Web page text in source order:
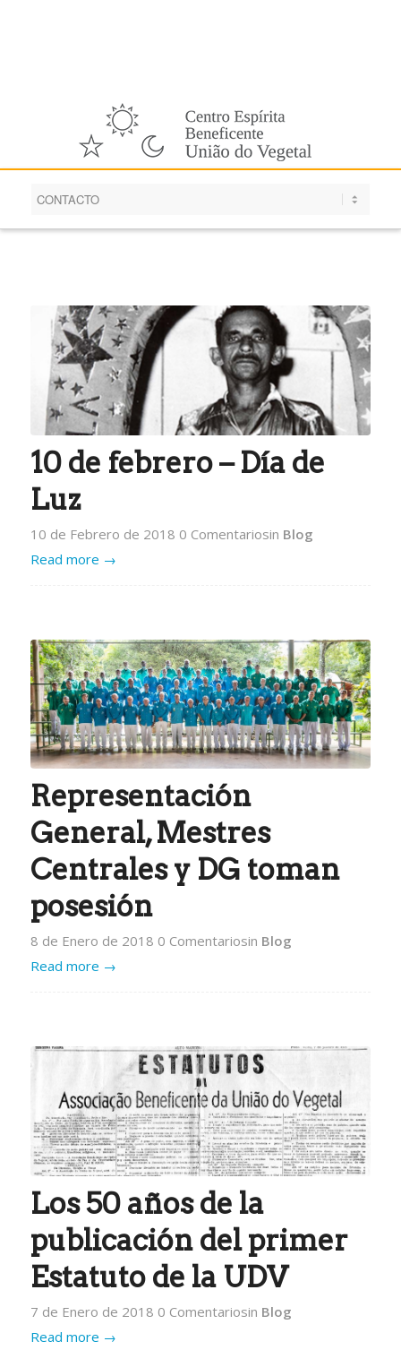
10 de febrero – Día de
Luz
10 de Febrero de 2018 0 Comentariosin Blog
Read more →
Representación
General, Mestres
Centrales y DG toman
posesión
8 de Enero de 2018 0 Comentariosin Blog
Read more →
Los 50 años de la
publicación del primer
Estatuto de la UDV
7 de Enero de 2018 0 Comentariosin Blog
Read more →